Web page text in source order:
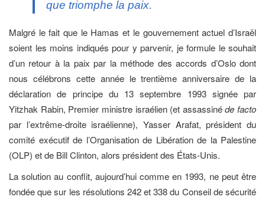
que triomphe la paix.
Malgré le fait que le Hamas et le gouvernement actuel d’Israël
soient les moins indiqués pour y parvenir, je formule le souhait
d’un retour à la paix par la méthode des accords d’Oslo dont
nous célébrons cette année le trentième anniversaire de la
déclaration de principe du 13 septembre 1993 signée par
Yitzhak Rabin, Premier ministre israélien (et assassinéde facto
par l’extrême-droite israélienne), Yasser Arafat, président du
comité exécutif de l’Organisation de Libération de la Palestine
(OLP) et de Bill Clinton, alors président des États-Unis.
La solution au conflit, aujourd’hui comme en 1993, ne peut être
fondée que sur les résolutions 242 et 338 du Conseil de sécurité